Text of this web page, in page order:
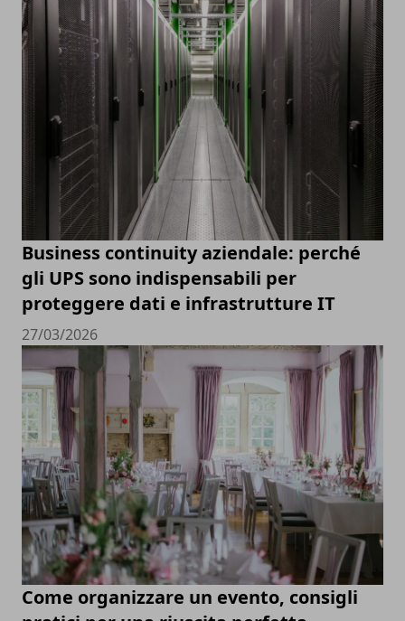
Business continuity aziendale: perché
gli UPS sono indispensabili per
proteggere dati e infrastrutture IT
27/03/2026
Come organizzare un evento, consigli